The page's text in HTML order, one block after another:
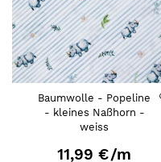
Baumwolle - Popeline
- kleines Naßhorn -
weiss
11,99 €/m